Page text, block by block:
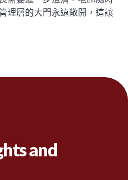
理層的大門永遠敞開，這讓
and